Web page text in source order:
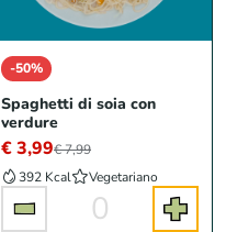
-50%
Spaghetti di soia con
verdure
€ 3,99€ 7,99
392 Kcal
Vegetariano
0